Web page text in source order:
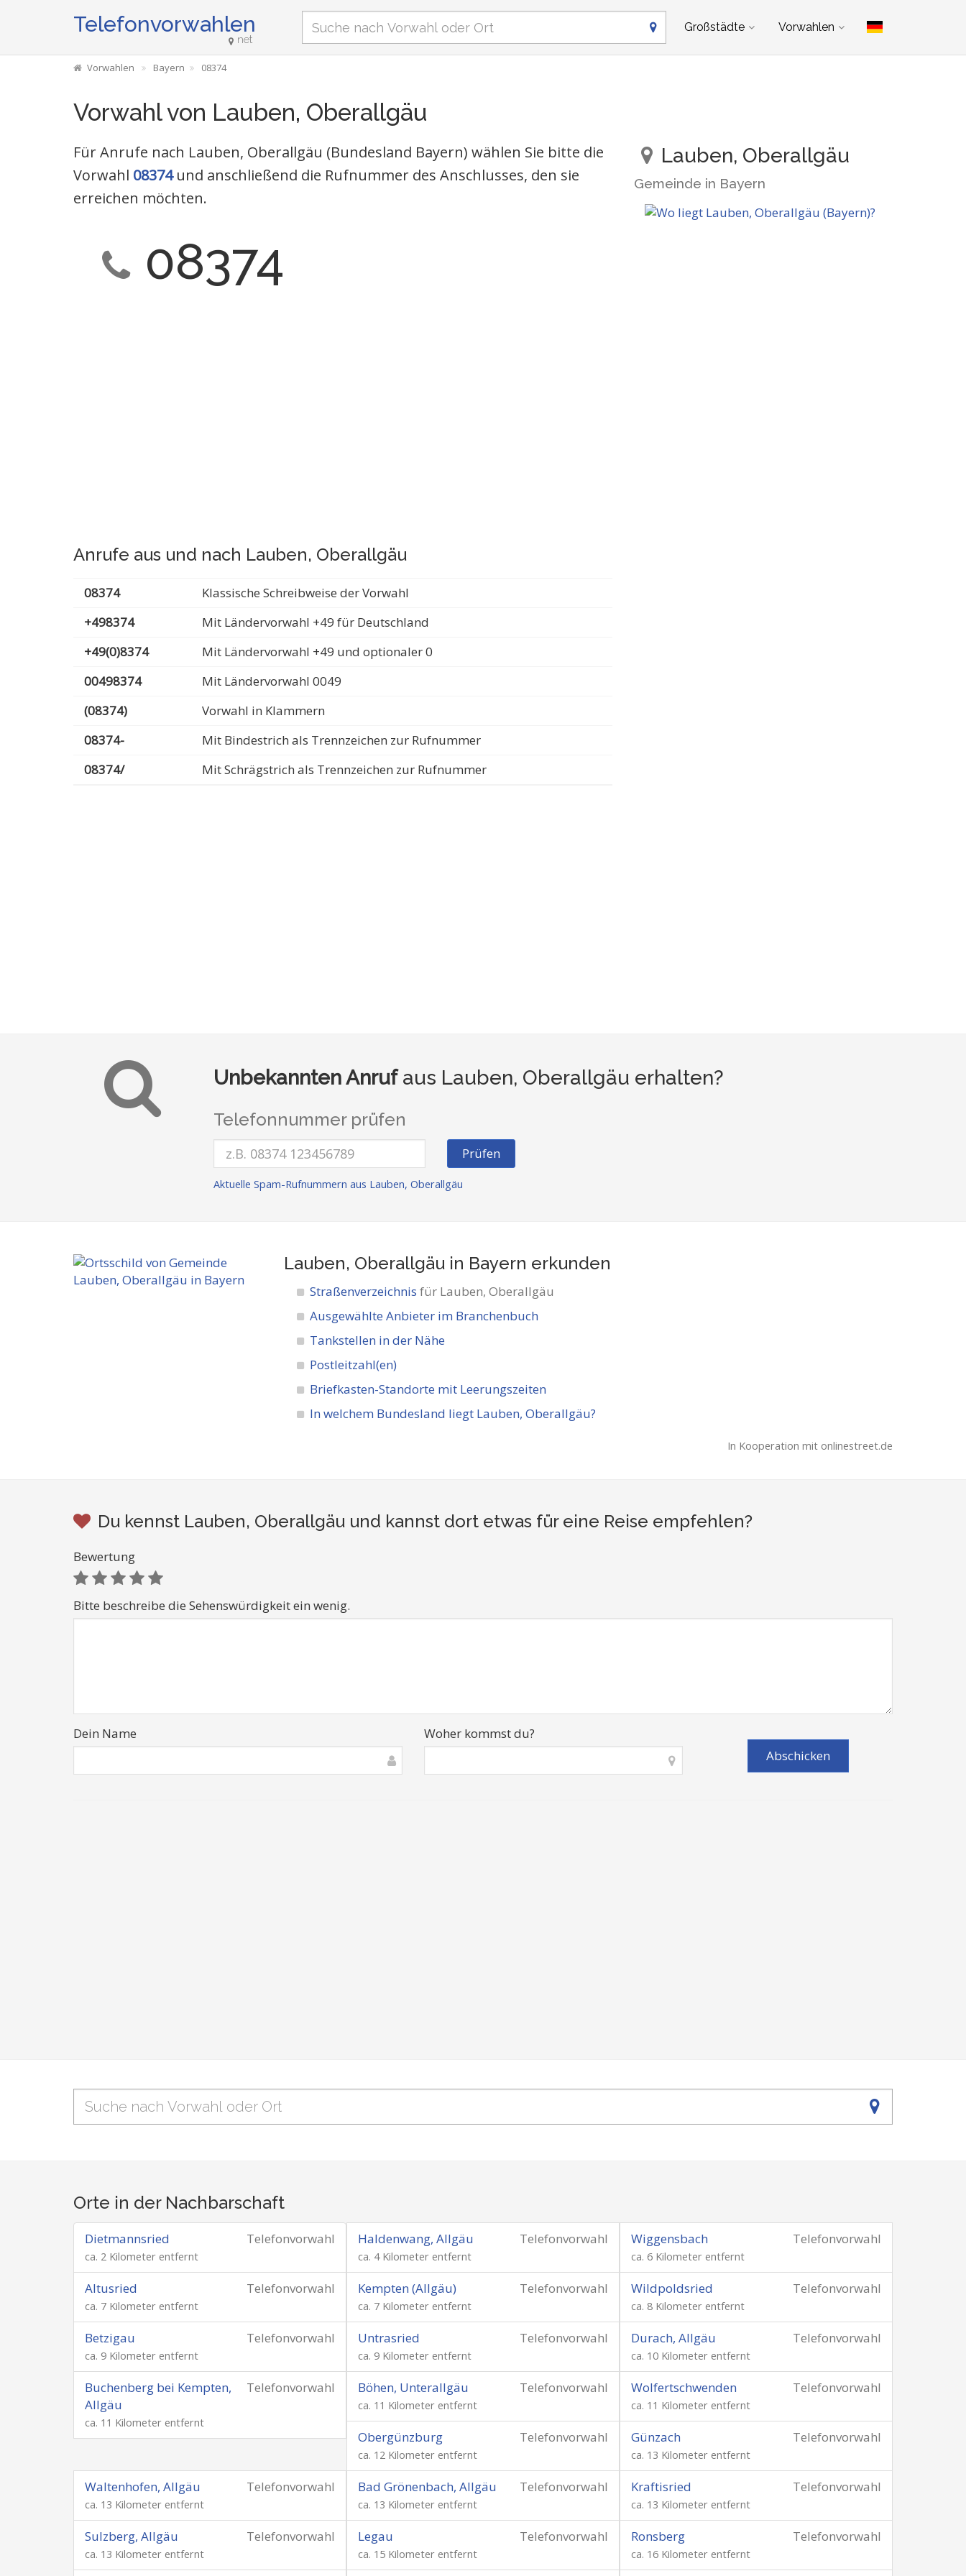
Telefonvorwahlen
net
Großstädte Vorwahlen
Vorwahlen Bayern 08374
Vorwahl von Lauben, Oberallgäu
Für Anrufe nach Lauben, Oberallgäu (Bundesland Bayern) wählen Sie bitte die
Vorwahl 08374und anschließend die Rufnummer des Anschlusses, den sie
erreichen möchten.
08374
Anrufe aus und nach Lauben, Oberallgäu
08374
Klassische Schreibweise der Vorwahl
+498374
Mit Ländervorwahl +49 für Deutschland
+49(0)8374
Mit Ländervorwahl +49 und optionaler 0
00498374
Mit Ländervorwahl 0049
(08374)
Vorwahl in Klammern
08374-
Mit Bindestrich als Trennzeichen zur Rufnummer
08374/
Mit Schrägstrich als Trennzeichen zur Rufnummer
Lauben, Oberallgäu
Gemeinde in Bayern
Unbekannten Anrufaus Lauben, Oberallgäu erhalten?
Telefonnummer prüfen
Prüfen
Aktuelle Spam-Rufnummern aus Lauben, Oberallgäu
Lauben, Oberallgäu in Bayern erkunden
Straßenverzeichnis für Lauben, Oberallgäu
Ausgewählte Anbieter im Branchenbuch
Tankstellen in der Nähe
Postleitzahl(en)
Briefkasten-Standorte mit Leerungszeiten
In welchem Bundesland liegt Lauben, Oberallgäu?
In Kooperation mit onlinestreet.de
Du kennst Lauben, Oberallgäu und kannst dort etwas für eine Reise empfehlen?
Bewertung
Bitte beschreibe die Sehenswürdigkeit ein wenig.
Dein Name Woher kommst du?
Orte in der Nachbarschaft
Telefonvorwahl
Dietmannsried
ca. 2 Kilometer entfernt
Telefonvorwahl
Haldenwang, Allgäu
ca. 4 Kilometer entfernt
Telefonvorwahl
Wiggensbach
ca. 6 Kilometer entfernt
Telefonvorwahl
Altusried
ca. 7 Kilometer entfernt
Telefonvorwahl
Kempten (Allgäu)
ca. 7 Kilometer entfernt
Telefonvorwahl
Wildpoldsried
ca. 8 Kilometer entfernt
Telefonvorwahl
Betzigau
ca. 9 Kilometer entfernt
Telefonvorwahl
Untrasried
ca. 9 Kilometer entfernt
Telefonvorwahl
Durach, Allgäu
ca. 10 Kilometer entfernt
Telefonvorwahl
Buchenberg bei Kempten,
Allgäu
ca. 11 Kilometer entfernt
Telefonvorwahl
Böhen, Unterallgäu
ca. 11 Kilometer entfernt
Telefonvorwahl
Wolfertschwenden
ca. 11 Kilometer entfernt
Telefonvorwahl
Obergünzburg
ca. 12 Kilometer entfernt
Telefonvorwahl
Günzach
ca. 13 Kilometer entfernt
Telefonvorwahl
Waltenhofen, Allgäu
ca. 13 Kilometer entfernt
Telefonvorwahl
Bad Grönenbach, Allgäu
ca. 13 Kilometer entfernt
Telefonvorwahl
Kraftisried
ca. 13 Kilometer entfernt
Telefonvorwahl
Sulzberg, Allgäu
ca. 13 Kilometer entfernt
Telefonvorwahl
Legau
ca. 15 Kilometer entfernt
Telefonvorwahl
Ronsberg
ca. 16 Kilometer entfernt